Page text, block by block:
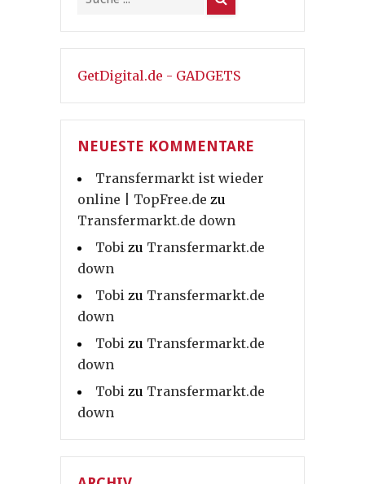
GetDigital.de - GADGETS
NEUESTE KOMMENTARE
Transfermarkt ist wieder
online | TopFree.de zu
Transfermarkt.de down
Tobi zu Transfermarkt.de
down
Tobi zu Transfermarkt.de
down
Tobi zu Transfermarkt.de
down
Tobi zu Transfermarkt.de
down